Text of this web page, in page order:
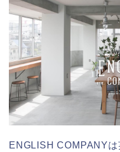
ENGLISH COMPANY